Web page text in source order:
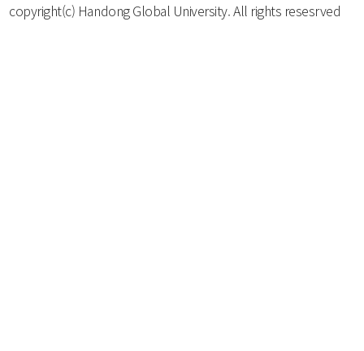
copyright(c) Handong Global University. All rights resesrved